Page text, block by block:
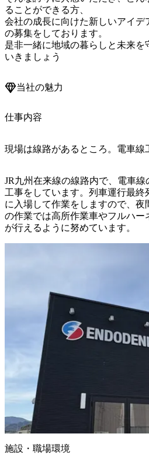
ることができる方、
会社の成長に向けた新しいアイ
の募集をしております。
是非一緒に地域の暮らしと未来を
いきましょう
当社の魅力
仕事内容
現場は線路があるところ。電車線
JR九州在来線の線路内で、電車
工事をしています。列車運行最
に入場して作業をしますので、
の作業では高所作業車やフルハ
が行えるように努めています。
施設・職場環境